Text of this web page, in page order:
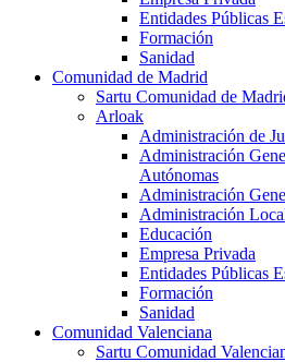
Entidades Públicas
Formación
Sanidad
Comunidad de Madrid
Sartu Comunidad de
Arloak
Administración de
Administración
Autónomas
Administración
Administración
Educación
Empresa Privada
Entidades Públicas
Formación
Sanidad
Comunidad Valenciana
Sartu Comunidad